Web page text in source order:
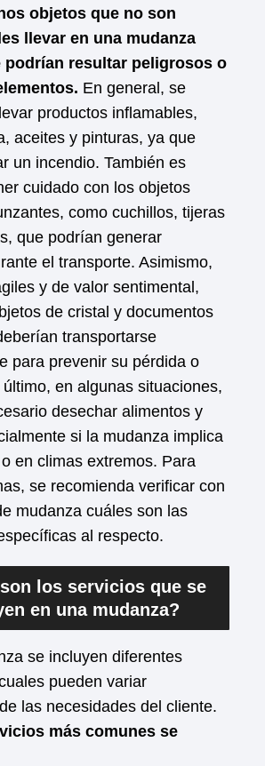
objetos que no son
llevar en una mudanza
podrían resultar peligrosos o
En general, se
productos inflamables,
aceites y pinturas, ya que
un incendio. También es
cuidado con los objetos
como cuchillos, tijeras
que podrían generar
el transporte. Asimismo,
y de valor sentimental,
de cristal y documentos
transportarse
para prevenir su pérdida o
en algunas situaciones,
desechar alimentos y
si la mudanza implica
en climas extremos. Para
se recomienda verificar con
mudanza cuáles son las
al respecto.
los servicios que se
en una mudanza?
se incluyen diferentes
pueden variar
las necesidades del cliente.
más comunes se